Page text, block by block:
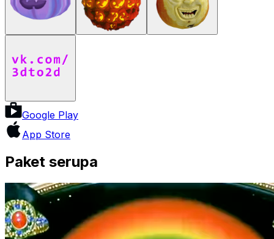
Google Play
App Store
Paket serupa